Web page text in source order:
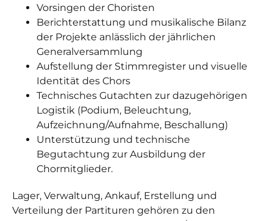
Vorsingen der Choristen
Berichterstattung und musikalische Bilanz
der Projekte anlässlich der jährlichen
Generalversammlung
Aufstellung der Stimmregister und visuelle
Identität des Chors
Technisches Gutachten zur dazugehörigen
Logistik (Podium, Beleuchtung,
Aufzeichnung/Aufnahme, Beschallung)
Unterstützung und technische
Begutachtung zur Ausbildung der
Chormitglieder.
Lager, Verwaltung, Ankauf, Erstellung und
Verteilung der Partituren gehören zu den